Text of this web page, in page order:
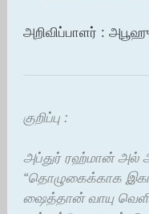
அறிவிப்பாளர் :
குறிப்பு :
அப்துர் ரஹ்மான் அல்
“தொழுகைக்காக
ஷைத்தான் வாயு